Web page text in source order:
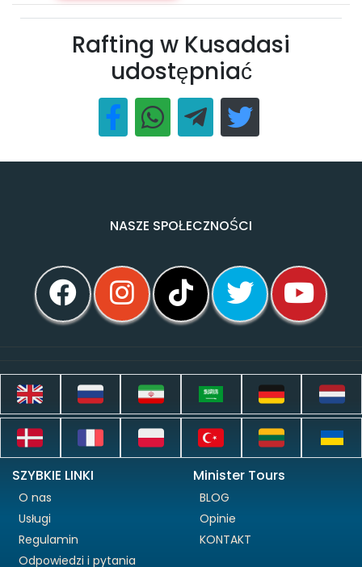
Rafting w Kusadasi
udostępniać
NASZE SPOŁECZNOŚCI
SZYBKIE LINKI
O nas
Usługi
Regulamin
Odpowiedzi i pytania
Minister Tours
BLOG
Opinie
KONTAKT